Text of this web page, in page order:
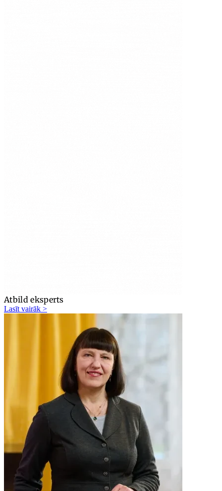
Atbild eksperts
Lasīt vairāk >